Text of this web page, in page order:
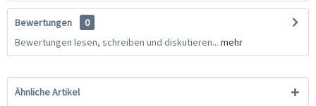
Bewertungen
0
Bewertungen lesen, schreiben und diskutieren... mehr
Ähnliche Artikel